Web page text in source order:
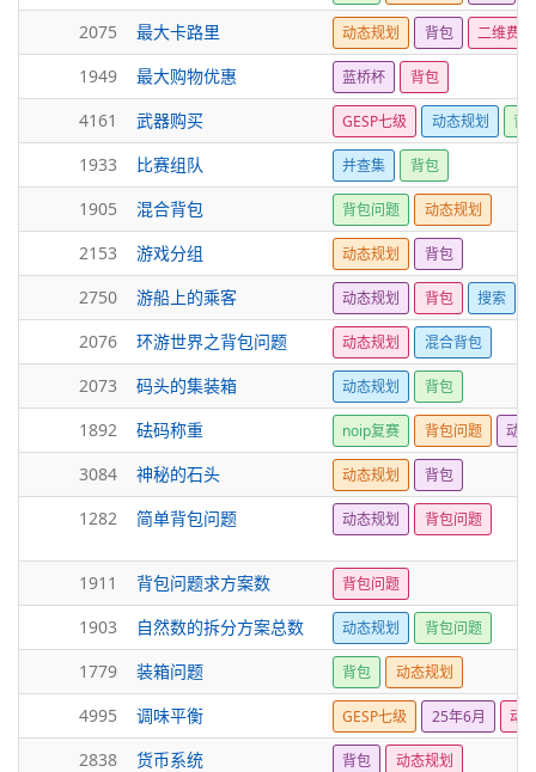
2075 最大卡路里 动态规划 背包 二维费
1949 最大购物优惠 蓝桥杯 背包
4161 武器购买 GESP七级 动态规划 背
1933 比赛组队 并查集 背包
1905 混合背包 背包问题 动态规划
2153 游戏分组 动态规划 背包
2750 游船上的乘客 动态规划 背包 搜索
2076 环游世界之背包问题 动态规划 混合背包
2073 码头的集装箱 动态规划 背包
1892 砝码称重 noip复赛 背包问题 动
3084 神秘的石头 动态规划 背包
1282 简单背包问题 动态规划 背包问题
1911 背包问题求方案数 背包问题
1903 自然数的拆分方案总数 动态规划 背包问题
1779 装箱问题 背包 动态规划
4995 调味平衡 GESP七级 25年6月 动
2838 货币系统 背包 动态规划